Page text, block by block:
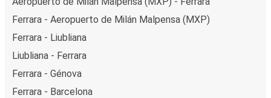
Ferrara - Aeropuerto de Milán Malpensa (MXP)
Ferrara - Liubliana
Liubliana - Ferrara
Ferrara - Génova
Ferrara - Barcelona